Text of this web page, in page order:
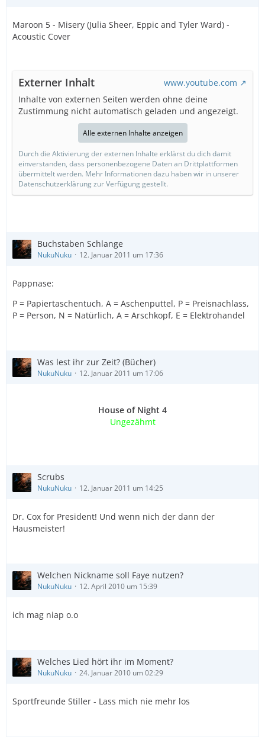
Maroon 5 - Misery (Julia Sheer, Eppic and Tyler Ward) -
Acoustic Cover
Externer Inhalt
www.youtube.com
Inhalte von externen Seiten werden ohne deine
Zustimmung nicht automatisch geladen und angezeigt.
Alle externen Inhalte anzeigen
Durch die Aktivierung der externen Inhalte erklärst du dich damit
einverstanden, dass personenbezogene Daten an Drittplattformen
übermittelt werden. Mehr Informationen dazu haben wir in unserer
Datenschutzerklärung zur Verfügung gestellt.
Buchstaben Schlange
NukuNuku 12. Januar 2011 um 17:36
Pappnase:
P = Papiertaschentuch, A = Aschenputtel, P = Preisnachlass,
P = Person, N = Natürlich, A = Arschkopf, E = Elektrohandel
Was lest ihr zur Zeit? (Bücher)
NukuNuku 12. Januar 2011 um 17:06
House of Night 4
Ungezähmt
Scrubs
NukuNuku 12. Januar 2011 um 14:25
Dr. Cox for President! Und wenn nich der dann der
Hausmeister!
Welchen Nickname soll Faye nutzen?
NukuNuku 12. April 2010 um 15:39
ich mag niap o.o
Welches Lied hört ihr im Moment?
NukuNuku 24. Januar 2010 um 02:29
Sportfreunde Stiller - Lass mich nie mehr los